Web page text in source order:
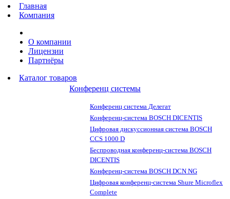
Главная
Компания
О компании
Лицензии
Партнёры
Каталог товаров
Конференц системы
Конференц система Делегат
Конференц-система BOSCH DICENTIS
Цифровая дискуссионная система BOSCH
CCS 1000 D
Беспроводная конференц-система BOSCH
DICENTIS
Конференц-система BOSCH DCN NG
Цифровая конференц-система Shure Microflex
Complete